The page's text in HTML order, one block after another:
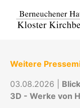
Weitere
03.08.2026 |
3D - Werke von